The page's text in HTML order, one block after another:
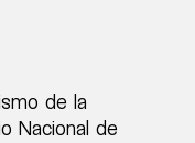
de la
Nacional de